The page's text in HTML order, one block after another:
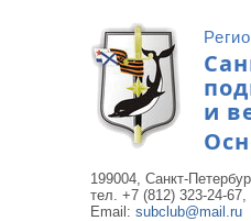
и
199004, Санкт-
тел. +7 (812) 323-24-
Email: subclub@mail.ru